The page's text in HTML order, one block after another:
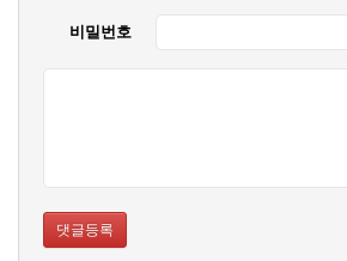
비밀번호
댓글등록